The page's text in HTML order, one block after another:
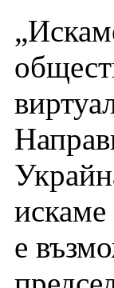
е